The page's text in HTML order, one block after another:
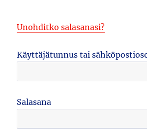
Unohditko salasanasi?
Käyttäjätunnus tai
Salasana